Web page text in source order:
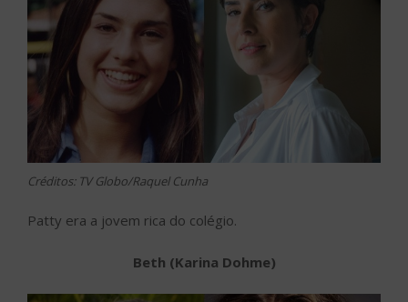
Créditos: TV Globo/Raquel Cunha
Patty era a jovem rica do colégio.
Beth (Karina Dohme)